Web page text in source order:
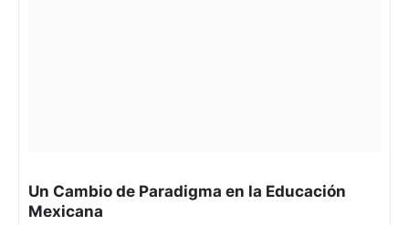
Un Cambio de Paradigma en la Educación
Mexicana